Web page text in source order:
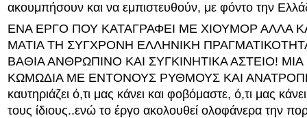
ακουμπήσουν και να εμπιστευθούν, με φόντο την
ΕΝΑ ΕΡΓΟ ΠΟΥ ΚΑΤΑΓΡΑΦΕΙ ΜΕ ΧΙΟΥΜΟΡ ΑΛΛΑ
ΜΑΤΙΑ ΤΗ ΣΥΓΧΡΟΝΗ ΕΛΛΗΝΙΚΗ
ΒΑΘΙΑ ΑΝΘΡΩΠΙΝΟ ΚΑΙ ΣΥΓΚΙΝΗΤΙΚΑ ΑΣΤΕΙΟ!
ΚΩΜΩΔΙΑ ΜΕ ΕΝΤΟΝΟΥΣ ΡΥΘΜΟΥΣ ΚΑΙ
καυτηριάζει ό,τι μας κάνει και φοβόμαστε, ό,τι μας
τους ίδιους..ενώ το έργο ακολουθεί ολοφάνερα την